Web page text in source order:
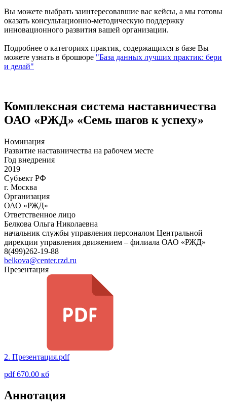
Вы можете выбрать заинтересовавшие вас кейсы, а мы готовы
оказать консультационно-методическую поддержку
инновационного развития вашей организации.
Подробнее о категориях практик, содержащихся в базе Вы
можете узнать в брошюре "База данных лучших практик: бери
и делай"
Комплексная система наставничества
ОАО «РЖД» «Семь шагов к успеху»
Номинация
Развитие наставничества на рабочем месте
Год внедрения
2019
Субъект РФ
г. Москва
Организация
ОАО «РЖД»
Ответственное лицо
Белкова Ольга Николаевна
начальник службы управления персоналом Центральной
дирекции управления движением – филиала ОАО «РЖД»
8(499)262-19-88
belkova@center.rzd.ru
Презентация
2. Презентация.pdf
pdf 670.00 кб
Аннотация